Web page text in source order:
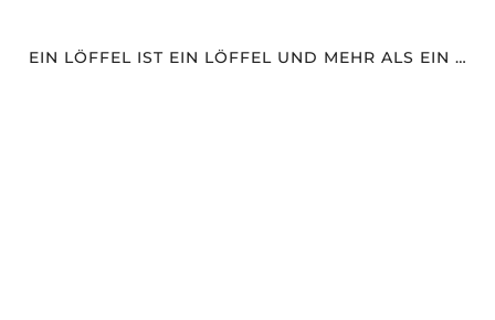
EIN LÖFFEL IST EIN LÖFFEL UND MEHR ALS EIN …